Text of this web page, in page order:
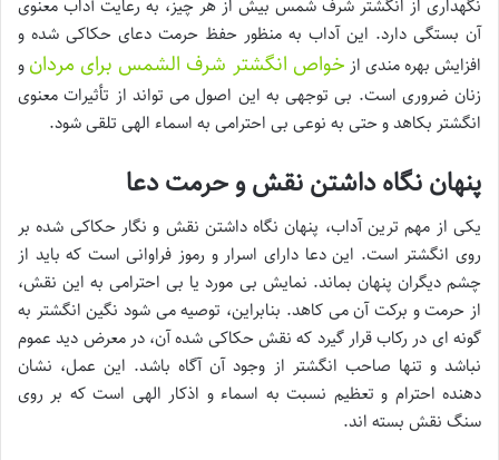
نگهداری از انگشتر شرف شمس بیش از هر چیز، به رعایت آداب معنوی
آن بستگی دارد. این آداب به منظور حفظ حرمت دعای حکاکی شده و
افزایش بهره مندی از خواص انگشتر شرف الشمس برای مردان و
زنان ضروری است. بی توجهی به این اصول می تواند از تأثیرات معنوی
انگشتر بکاهد و حتی به نوعی بی احترامی به اسماء الهی تلقی شود.
پنهان نگاه داشتن نقش و حرمت دعا
یکی از مهم ترین آداب، پنهان نگاه داشتن نقش و نگار حکاکی شده بر
روی انگشتر است. این دعا دارای اسرار و رموز فراوانی است که باید از
چشم دیگران پنهان بماند. نمایش بی مورد یا بی احترامی به این نقش،
از حرمت و برکت آن می کاهد. بنابراین، توصیه می شود نگین انگشتر به
گونه ای در رکاب قرار گیرد که نقش حکاکی شده آن، در معرض دید عموم
نباشد و تنها صاحب انگشتر از وجود آن آگاه باشد. این عمل، نشان
دهنده احترام و تعظیم نسبت به اسماء و اذکار الهی است که بر روی
سنگ نقش بسته اند.